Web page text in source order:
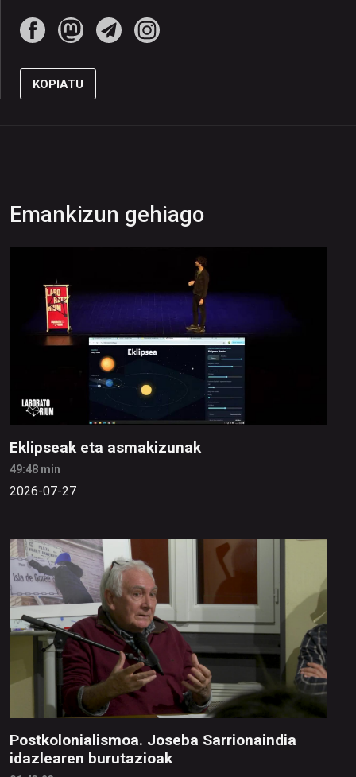
KOPIATU
Emankizun gehiago
Eklipseak eta asmakizunak
49:48 min
2026-07-27
Postkolonialismoa. Joseba Sarrionaindia
idazlearen burutazioak